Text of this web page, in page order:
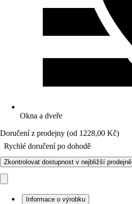
Okna a dveře
Doručení z prodejny (od 1228,00 Kč)
Rychlé doručení po dohodě
Zkontrolovat dostupnost v nejbližší prodejně
Informace o výrobku